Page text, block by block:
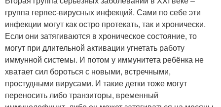
группа герпес-вирусных инфекций. Сами по себе эти
инфекции могут как остро протекать, так и хронически.
Если они затягиваются в хроническое состояние, то
могут при длительной активации угнетать работу
иммунной системы. И потом у иммунитета ребёнка не
хватает сил бороться с новыми, встречными,
простудными вирусами. И такие детки тоже могут
переносить либо транзиторы, временный